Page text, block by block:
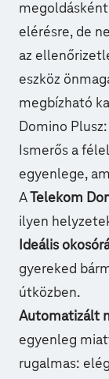
megoldásként
elérésre, de
az
eszköz
megbízható
Domino
Ismerős a
egyenlege,
ATelekom
ilyen
Ideális
gyereked
útközben.
Automatizált
egyenleg
rugalmas: